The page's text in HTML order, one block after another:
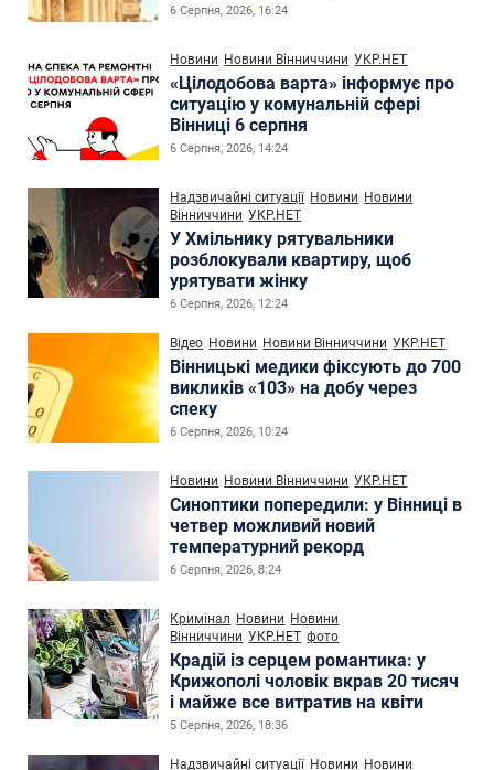
6 Серпня, 2026, 16:24
Новини Новини Вінниччини УКР.НЕТ
«Цілодобова варта» інформує про
ситуацію у комунальній сфері
Вінниці 6 серпня
6 Серпня, 2026, 14:24
Надзвичайні ситуації Новини Новини
Вінниччини УКР.НЕТ
У Хмільнику рятувальники
розблокували квартиру, щоб
урятувати жінку
6 Серпня, 2026, 12:24
Відео Новини Новини Вінниччини УКР.НЕТ
Вінницькі медики фіксують до 700
викликів «103» на добу через
спеку
6 Серпня, 2026, 10:24
Новини Новини Вінниччини УКР.НЕТ
Синоптики попередили: у Вінниці в
четвер можливий новий
температурний рекорд
6 Серпня, 2026, 8:24
Кримінал Новини Новини
Вінниччини УКР.НЕТ фото
Крадій із серцем романтика: у
Крижополі чоловік вкрав 20 тисяч
і майже все витратив на квіти
5 Серпня, 2026, 18:36
Надзвичайні ситуації Новини Новини